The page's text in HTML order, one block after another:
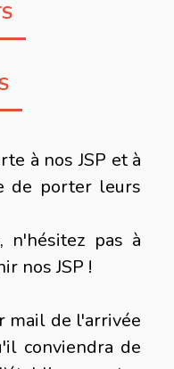
à nos JSP et à
de porter leurs
n'hésitez pas à
nos JSP !
mail de l'arrivée
conviendra de